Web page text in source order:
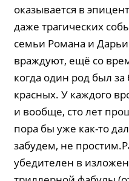
оказывается в
даже трагических
семьи Романа и
враждуют, ещё со
когда один род был
красных. У каждого
и вообще, сто лет
пора бы уже как-то
забудем, не
убедителен в